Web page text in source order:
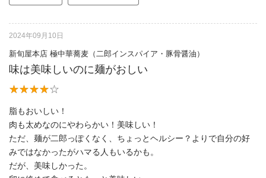
2024年09月10日
新旬屋本店 極中華蕎麦（二郎インスパイア・豚骨醤油）
味は美味しいのに麺がおしい
脂もおいしい！
肉も太めなのにやわらかい！美味しい！
ただ、麺が二郎っぽくなく、ちょっとヘルシー？よりで自分の好
みではなかったがハマる人もいるかも。
だが、美味しかった。